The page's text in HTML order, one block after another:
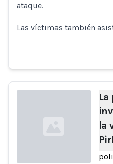
ataque.
Las víctimas también
la